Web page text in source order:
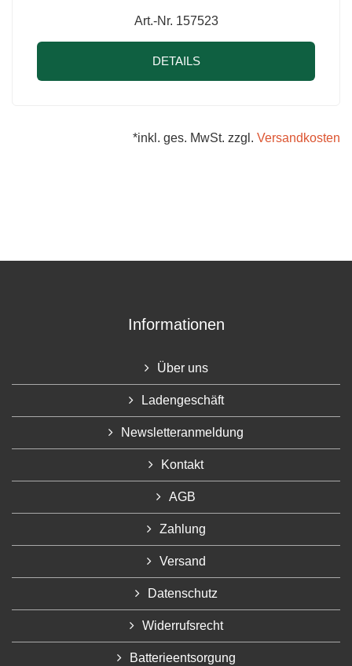
Art.-Nr. 157523
DETAILS
*inkl. ges. MwSt. zzgl. Versandkosten
Informationen
Über uns
Ladengeschäft
Newsletteranmeldung
Kontakt
AGB
Zahlung
Versand
Datenschutz
Widerrufsrecht
Batterieentsorgung